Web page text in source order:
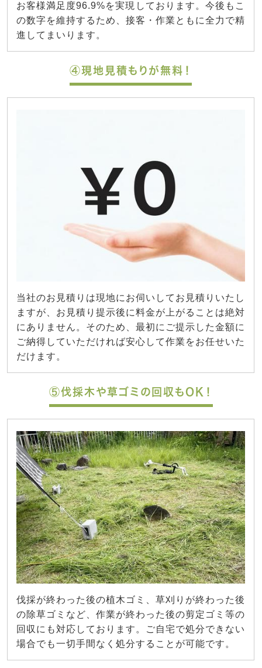
お客様満足度96.9%を実現しております。今後もこ
の数字を維持するため、接客・作業ともに全力で精
進してまいります。
④現地見積もりが無料！
当社のお見積りは現地にお伺いしてお見積りいたし
ますが、お見積り提示後に料金が上がることは絶対
にありません。そのため、最初にご提示した金額に
ご納得していただければ安心して作業をお任せいた
だけます。
⑤伐採木や草ゴミの回収もOK！
伐採が終わった後の植木ゴミ、草刈りが終わった後
の除草ゴミなど、作業が終わった後の剪定ゴミ等の
回収にも対応しております。ご自宅で処分できない
場合でも一切手間なく処分することが可能です。